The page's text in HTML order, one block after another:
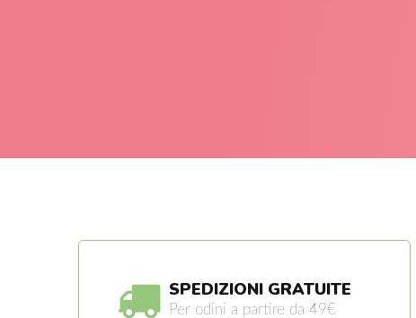
SPEDIZIONI GRATUITE
Per odini a partire da 49€